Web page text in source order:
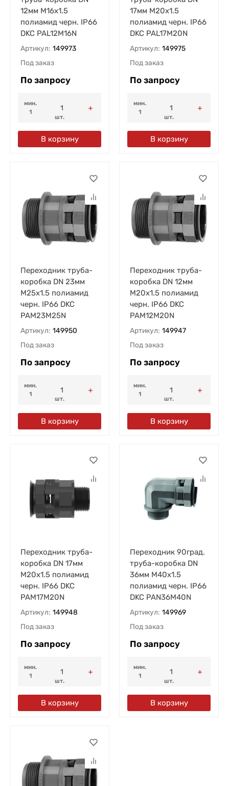
12мм М16х1.5
полиамид черн. IP66
DKC PAL12M16N
Артикул: 149973
Под заказ
По запросу
мин.
1
шт.
В корзину
17мм М20х1.5
полиамид черн. IP66
DKC PAL17M20N
Артикул: 149975
Под заказ
По запросу
мин.
1
шт.
В корзину
Переходник труба-
коробка DN 23мм
М25х1.5 полиамид
черн. IP66 DKC
PAM23M25N
Артикул: 149950
Под заказ
По запросу
мин.
1
шт.
В корзину
Переходник труба-
коробка DN 12мм
М20х1.5 полиамид
черн. IP66 DKC
PAM12M20N
Артикул: 149947
Под заказ
По запросу
мин.
1
шт.
В корзину
Переходник труба-
коробка DN 17мм
М20х1.5 полиамид
черн. IP66 DKC
PAM17M20N
Артикул: 149948
Под заказ
По запросу
мин.
1
шт.
В корзину
Переходник 90град.
труба-коробка DN
36мм М40х1.5
полиамид черн. IP66
DKC PAN36M40N
Артикул: 149969
Под заказ
По запросу
мин.
1
шт.
В корзину